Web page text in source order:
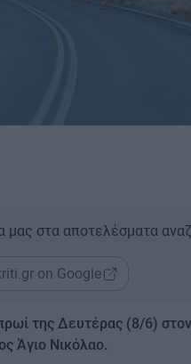
μας στα αποτελέσματα
on Google
της Δευτέρας (8/6)
Άγιο Νικόλαο.